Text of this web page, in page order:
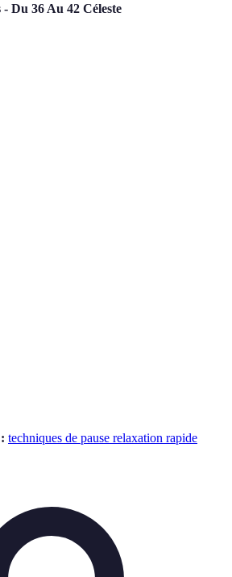
Du 36 Au 42 Céleste
techniques de pause relaxation rapide